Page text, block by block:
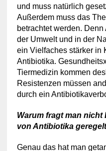
und muss natürlich
Außerdem muss das
betrachtet werden.
der Umwelt und in der
ein Vielfaches stärker in
Antibiotika.
Tiermedizin kommen
Resistenzen müssen
durch ein
Warum fragt man nicht
von Antibiotika
Genau das hat man